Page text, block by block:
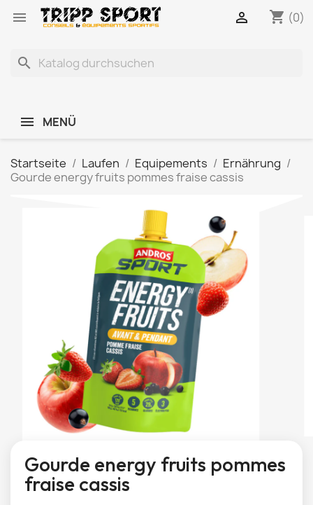
 shopping_cart (0)

search
MENÜ
Startseite Laufen Equipements
Ernährung
Gourde energy fruits pommes fraise cassis
Gourde energy fruits pommes
fraise cassis